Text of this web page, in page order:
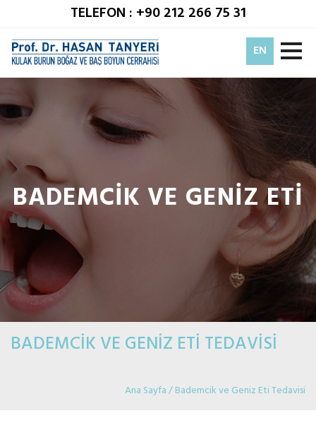
TELEFON : +90 212 266 75 31
EN
BADEMCİK VE GENİZ ETİ
BADEMCİK VE GENİZ ETİ TEDAVİSİ
Ana Sayfa / Bademcik ve Geniz Eti Tedavisi